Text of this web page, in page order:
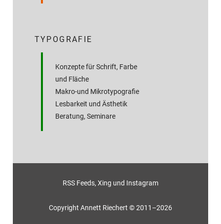
TYPOGRAFIE
Konzepte für Schrift, Farbe
und Fläche
Makro-und Mikrotypografie
Lesbarkeit und Ästhetik
Beratung, Seminare
RSS Feeds, Xing und Instagram
Copyright Annett Riechert © 2011–2026